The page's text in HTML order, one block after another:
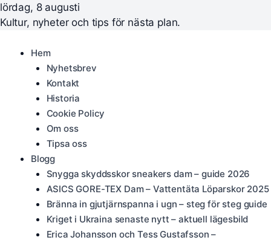
lördag, 8 augusti
Kultur, nyheter och tips för nästa plan.
Hem
Nyhetsbrev
Kontakt
Historia
Cookie Policy
Om oss
Tipsa oss
Blogg
Snygga skyddsskor sneakers dam – guide 2026
ASICS GORE-TEX Dam – Vattentäta Löparskor 2025
Bränna in gjutjärnspanna i ugn – steg för steg guide
Kriget i Ukraina senaste nytt – aktuell lägesbild
Erica Johansson och Tess Gustafsson –